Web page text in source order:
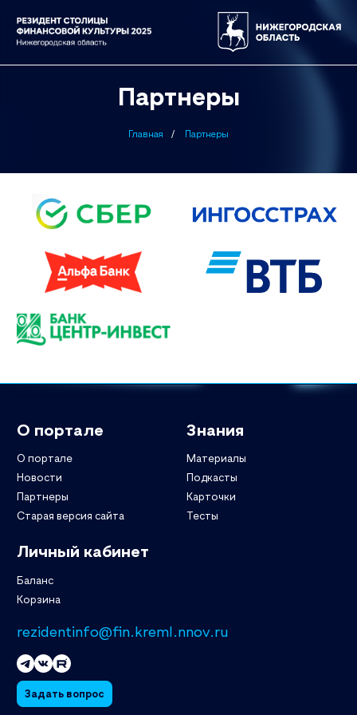
Партнеры
Главная Партнеры
О портале
О портале
Новости
Партнеры
Старая версия сайта
Знания
Материалы
Подкасты
Карточки
Тесты
Личный кабинет
Баланс
Корзина
rezidentinfo@fin.kreml.nnov.ru
Задать вопрос